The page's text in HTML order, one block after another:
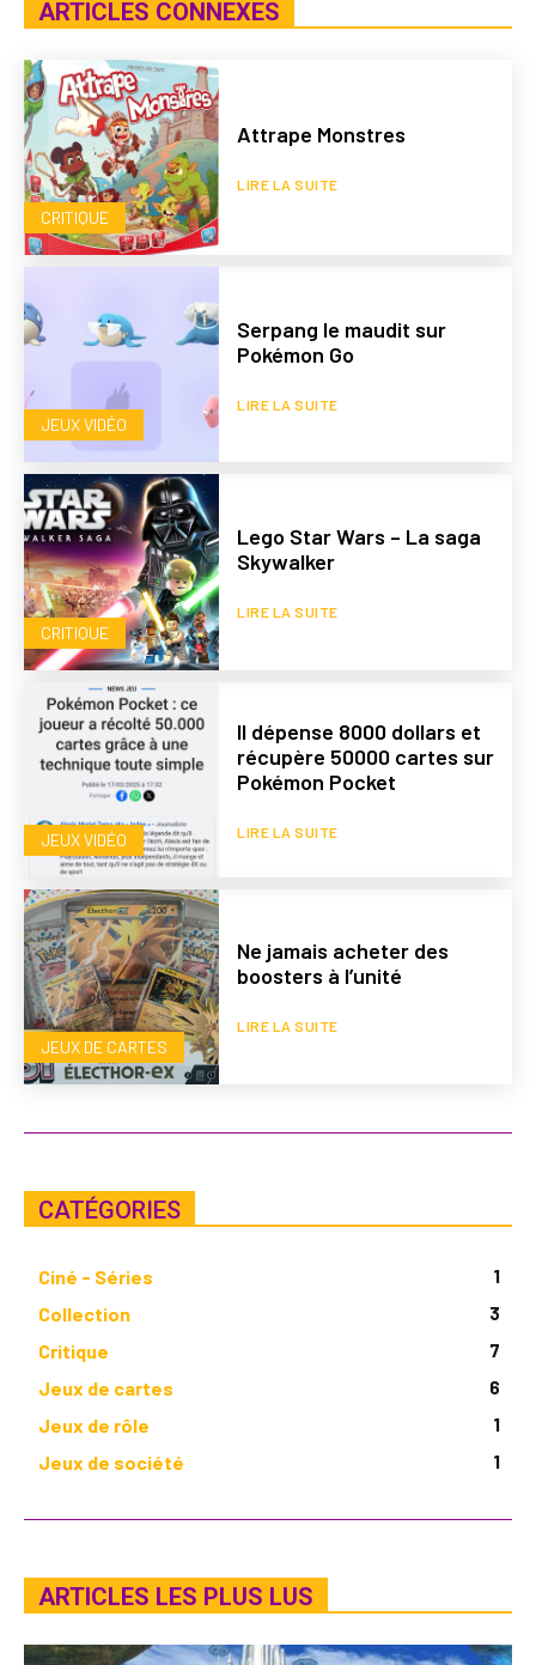
ARTICLES CONNEXES
CRITIQUE
Attrape Monstres
LIRE LA SUITE
JEUX VIDÉO
Serpang le maudit sur
Pokémon Go
LIRE LA SUITE
CRITIQUE
Lego Star Wars – La saga
Skywalker
LIRE LA SUITE
JEUX VIDÉO
Il dépense 8000 dollars et
récupère 50000 cartes sur
Pokémon Pocket
LIRE LA SUITE
JEUX DE CARTES
Ne jamais acheter des
boosters à l’unité
LIRE LA SUITE
CATÉGORIES
Ciné - Séries 1
Collection 3
Critique 7
Jeux de cartes 6
Jeux de rôle 1
Jeux de société 1
ARTICLES LES PLUS LUS